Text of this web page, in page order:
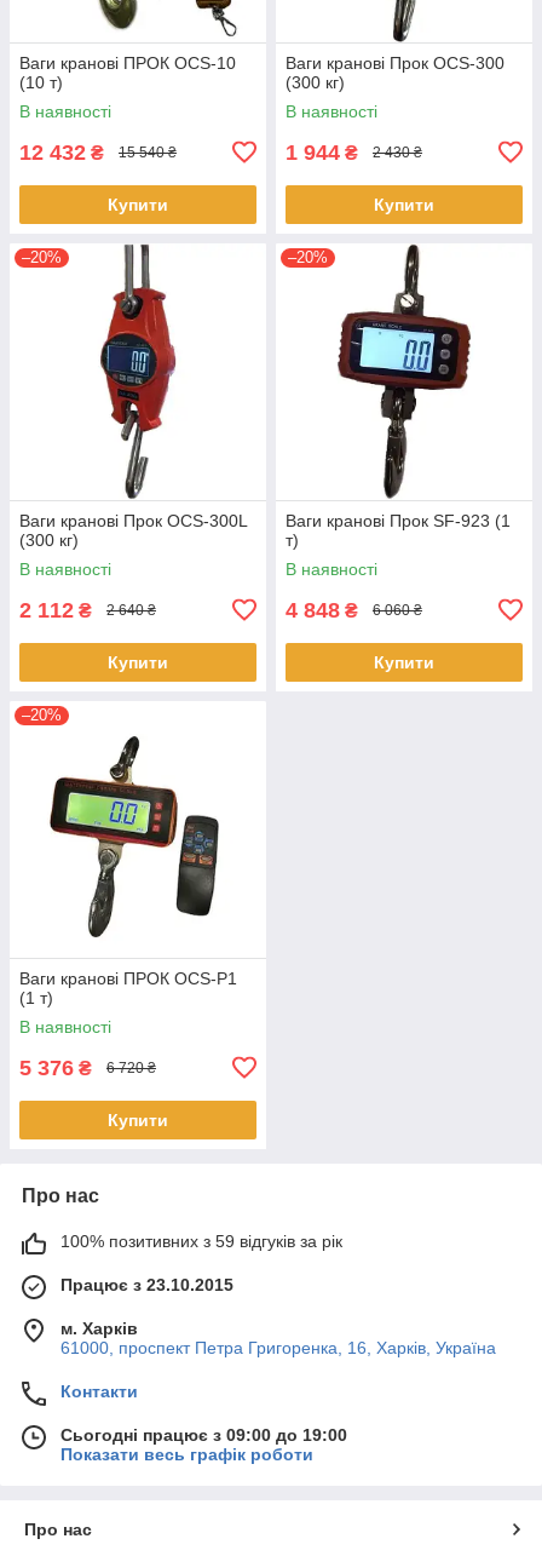
Ваги кранові ПРОК OCS-10
(10 т)
В наявності
12 432 ₴ 15 540 ₴
Купити
Ваги кранові Прок OCS-300
(300 кг)
В наявності
1 944 ₴ 2 430 ₴
Купити
–20%
Ваги кранові Прок OCS-300L
(300 кг)
В наявності
2 112 ₴ 2 640 ₴
Купити
–20%
Ваги кранові Прок SF-923 (1
т)
В наявності
4 848 ₴ 6 060 ₴
Купити
–20%
Ваги кранові ПРОК OCS-P1
(1 т)
В наявності
5 376 ₴ 6 720 ₴
Купити
Про нас
100% позитивних з 59 відгуків за рік
Працює з 23.10.2015
м. Харків
61000, проспект Петра Григоренка, 16, Харків, Україна
Контакти
Сьогодні працює з 09:00 до 19:00
Показати весь графік роботи
Про нас